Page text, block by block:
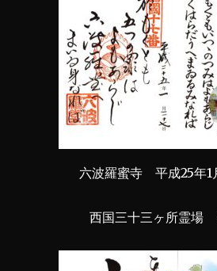
六波羅蜜寺 平成25年1
西国三十三ヶ所霊場